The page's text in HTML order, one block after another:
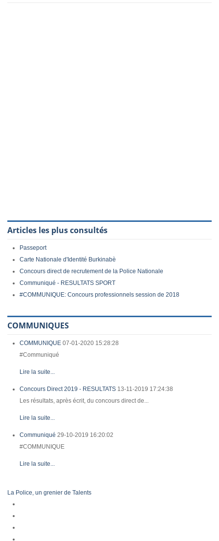
Articles les plus consultés
Passeport
Carte Nationale d'Identité Burkinabè
Concours direct de recrutement de la Police Nationale
Communiqué - RESULTATS SPORT
#COMMUNIQUE: Concours professionnels session de 2018
COMMUNIQUES
COMMUNIQUE 07-01-2020 15:28:28
#Communiqué
Lire la suite...
Concours Direct 2019 - RESULTATS 13-11-2019 17:24:38
Les résultats, après écrit, du concours direct de...
Lire la suite...
Communiqué 29-10-2019 16:20:02
#COMMUNIQUE
Lire la suite...
La Police, un grenier de Talents